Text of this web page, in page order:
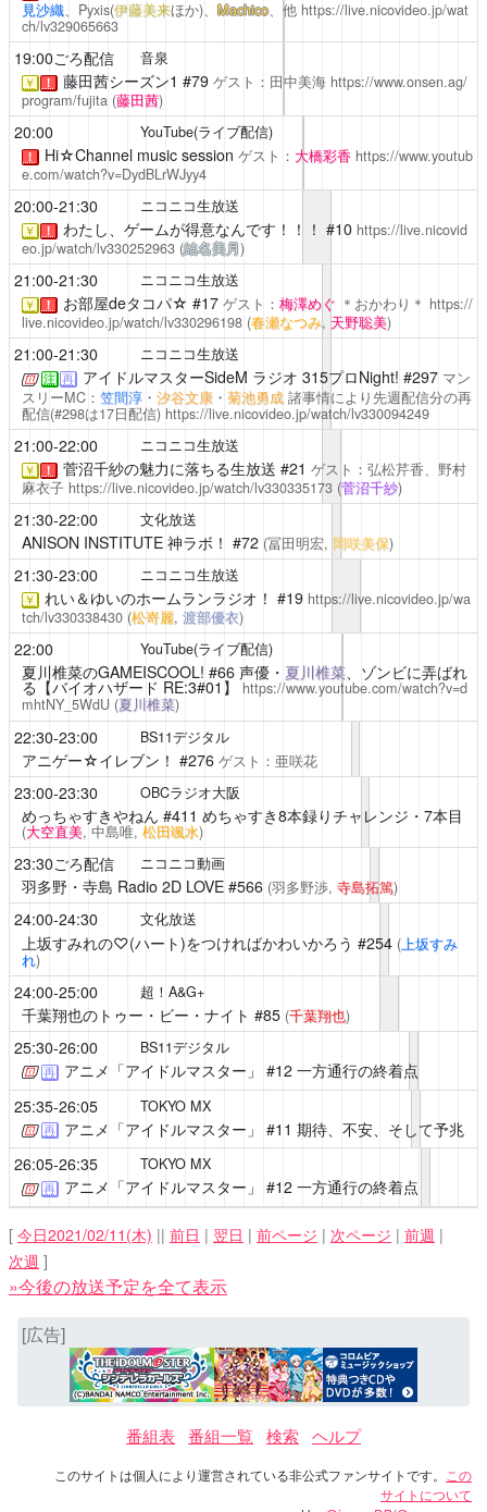
見沙織、Pyxis(伊藤美来ほか)、 Machico、他 https://live.nicovideo.jp/wat
ch/lv329065663
19:00ごろ配信 音泉
￥ ！ 藤田茜シーズン1 #79 ゲスト： 田中美海 https://www.onsen.ag/
program/fujita (藤田茜)
20:00 YouTube(ライブ配信)
！ Hi☆Channelmusic session ゲスト： 大橋彩香 https://www.youtub
e.com/watch?v=DydBLrWJyy4
20:00-21:30 ニコニコ生放送
￥ ！ わたし、ゲームが得意なんです！！！ #10 https://live.nicovid
eo.jp/watch/lv330252963 (結名美月)
21:00-21:30 ニコニコ生放送
￥ ！ お部屋deタコパ☆ #17 ゲスト： 梅澤めぐ ＊おかわり＊ https://
live.nicovideo.jp/watch/lv330296198 (春瀬なつみ, 天野聡美)
21:00-21:30 ニコニコ生放送
注 再 アイドルマスターSideM ラジオ 315プロNight! #297 マン
スリーMC： 笠間淳・ 汐谷文康・ 菊池勇成 諸事情により先週配信分の再
配信(#298は17日配信) https://live.nicovideo.jp/watch/lv330094249
21:00-22:00 ニコニコ生放送
￥ ！ 菅沼千紗の魅力に落ちる生放送 #21 ゲスト：弘松芹香、野村
麻衣子 https://live.nicovideo.jp/watch/lv330335173 (菅沼千紗)
21:30-22:00 文化放送
ANISON INSTITUTE 神ラボ！ #72 (冨田明宏, 岡咲美保)
21:30-23:00 ニコニコ生放送
￥ れい＆ゆいのホームランラジオ！ #19 https://live.nicovideo.jp/wa
tch/lv330338430 (松嵜麗, 渡部優衣)
22:00 YouTube(ライブ配信)
夏川椎菜のGAMEISCOOL! #66 声優・ 夏川椎菜、ゾンビに弄ばれ
る【バイオハザード RE:3#01】https://www.youtube.com/watch?v=d
mhtNY_5WdU (夏川椎菜)
22:30-23:00 BS11デジタル
アニゲー☆イレブン！ #276 ゲスト：亜咲花
23:00-23:30 OBCラジオ大阪
めっちゃすきやねん #411 めちゃすき8本録りチャレンジ・7本目
(大空直美, 中島唯, 松田颯水)
23:30ごろ配信 ニコニコ動画
羽多野・寺島 Radio 2D LOVE#566 (羽多野渉, 寺島拓篤)
24:00-24:30 文化放送
上坂すみれの♡(ハート)をつければかわいかろう #254 (上坂すみ
れ)
24:00-25:00 超！A&G+
千葉翔也のトゥー・ビー・ナイト #85 (千葉翔也)
25:30-26:00 BS11デジタル
再 アニメ「アイドルマスター」 #12 一方通行の終着点
25:35-26:05
TOKYO MX
再 アニメ「アイドルマスター」 #11 期待、不安、そして予兆
26:05-26:35
TOKYO MX
再 アニメ「アイドルマスター」 #12 一方通行の終着点
[ 今日2021/02/11(木) || 前日 | 翌日 | 前ページ | 次ページ | 前週 |
次週 ]
»今後の放送予定を全て表示
[広告]
番組表 番組一覧 検索 ヘルプ
このサイトは個人により運営されている非公式ファンサイトです。
この
サイトについて